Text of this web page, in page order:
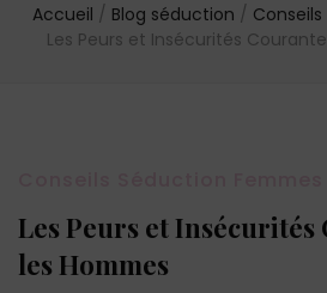
Accueil / Blog séduction /
Les Peurs et Insécurités
Les Peurs et Insécurités
les Hommes